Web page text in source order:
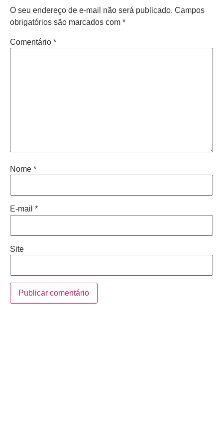
O seu endereço de e-mail não será publicado. Campos
obrigatórios são marcados com *
Comentário *
Nome *
E-mail *
Site